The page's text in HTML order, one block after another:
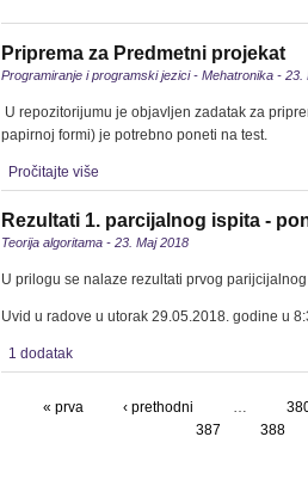
Priprema za Predmetni projekat
Programiranje i programski jezici - Mehatronika - 23.
U repozitorijumu je objavljen zadatak za
papirnoj formi) je potrebno poneti na test.
Pročitajte više
Rezultati 1. parcijalnog ispita -
Teorija algoritama - 23. Maj 2018
U prilogu se nalaze rezultati prvog
Uvid u radove u utorak 29.05.2018. godine u
1 dodatak
« prva ‹ prethodni …
387
388